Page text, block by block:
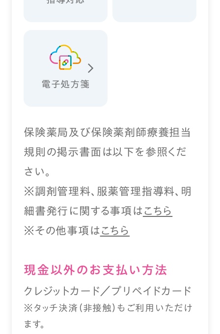
電子処方箋
保険薬局及び保険薬剤師療養担当
規則の掲示書面は以下を参照くだ
さい。
※調剤管理料、服薬管理指導料、明
細書発行に関する事項は こちら
※その他事項は こちら
現⾦以外のお⽀払い⽅法
クレジットカード／プリペイドカード
※タッチ決済（⾮接触）もご利⽤いただけ
ます。